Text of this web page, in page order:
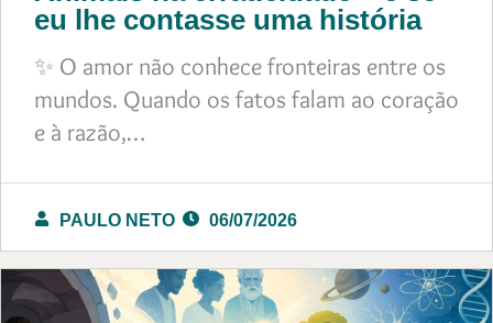
eu lhe contasse uma história
✨ O amor não conhece fronteiras entre os
mundos. Quando os fatos falam ao coração
e à razão,…
PAULO NETO 06/07/2026